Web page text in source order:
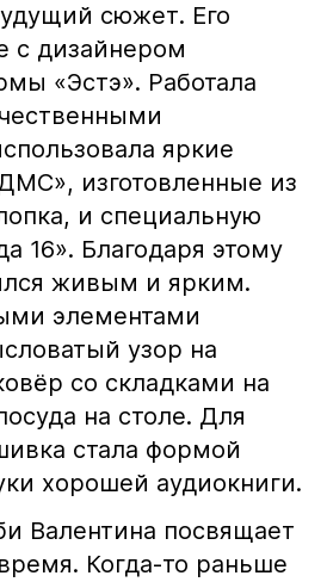
сюжет. Его
с дизайнером
«Эстэ». Работала
яркие
изготовленные из
и специальную
16». Благодаря этому
живым и ярким.
элементами
узор на
со складками на
на столе. Для
стала формой
хорошей аудиокниги.
Валентина посвящает
Когда-то раньше